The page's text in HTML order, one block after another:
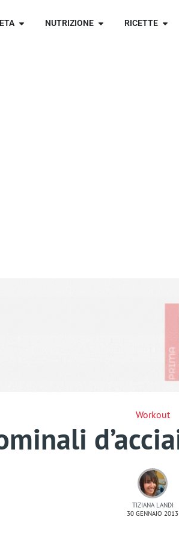
NUTRIZIONE RICETTE
Workout
TIZIANA LANDI
30 GENNAIO 2013